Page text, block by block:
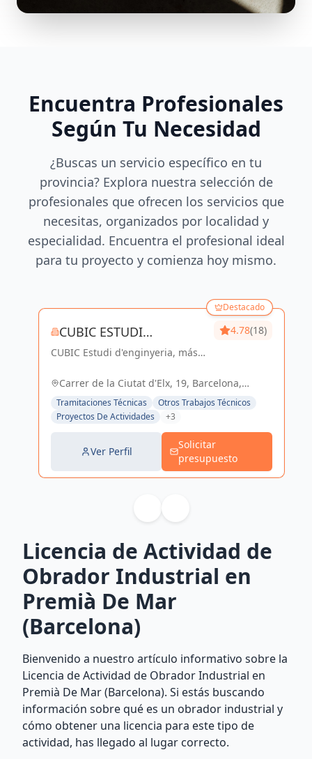
Encuentra Profesionales
Según Tu Necesidad
¿Buscas un servicio específico en tu
provincia? Explora nuestra selección de
profesionales que ofrecen los servicios que
necesitas, organizados por localidad y
especialidad. Encuentra el profesional ideal
para tu proyecto y comienza hoy mismo.
Destacado
CUBIC ESTUDI
D'ENGINYERIA S.L.
CUBIC Estudi d'enginyeria, más
de Arquitectura e Ingeniería con
4.78(18)
Carrer de la Ciutat d'Elx, 19, Barcelona,
España, España
Tramitaciones Técnicas
Otros Trabajos Técnicos
Proyectos De Actividades
+3
Ver Perfil
Solicitar
presupuesto
Licencia de Actividad de
Obrador Industrial en
Premià De Mar
(Barcelona)
Bienvenido a nuestro artículo informativo sobre la
Licencia de Actividad de Obrador Industrial en
Premià De Mar (Barcelona). Si estás buscando
información sobre qué es un obrador industrial y
cómo obtener una licencia para este tipo de
actividad, has llegado al lugar correcto.